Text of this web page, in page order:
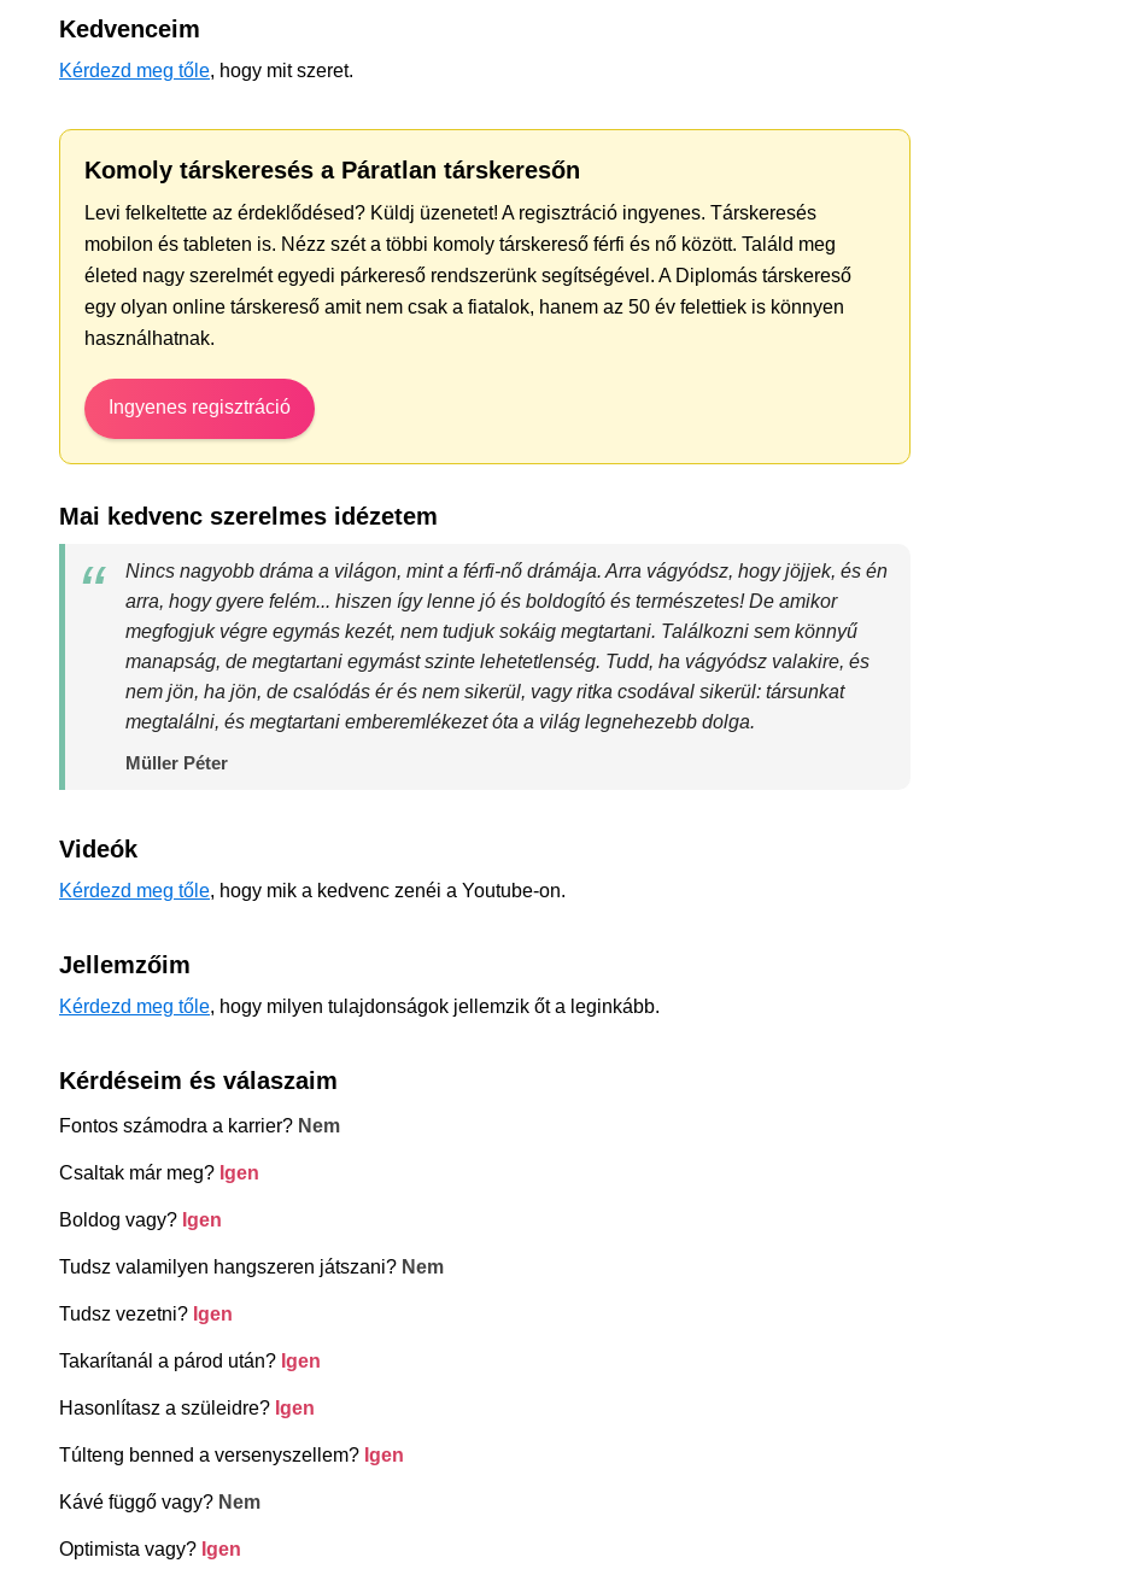
Kedvenceim
Kérdezd meg tőle, hogy mit szeret.
Komoly társkeresés a Páratlan társkeresőn
Levi felkeltette az érdeklődésed? Küldj üzenetet! A regisztráció ingyenes. Társkeresés
mobilon és tableten is. Nézz szét a többi komoly társkereső férfi és nő között. Találd meg
életed nagy szerelmét egyedi párkereső rendszerünk segítségével. A Diplomás társkereső
egy olyan online társkereső amit nem csak a fiatalok, hanem az 50 év felettiek is könnyen
használhatnak.
Ingyenes regisztráció
Mai kedvenc szerelmes idézetem
Nincs nagyobb dráma a világon, mint a férfi-nő drámája. Arra vágyódsz, hogy jöjjek, és én
arra, hogy gyere felém... hiszen így lenne jó és boldogító és természetes! De amikor
megfogjuk végre egymás kezét, nem tudjuk sokáig megtartani. Találkozni sem könnyű
manapság, de megtartani egymást szinte lehetetlenség. Tudd, ha vágyódsz valakire, és
nem jön, ha jön, de csalódás ér és nem sikerül, vagy ritka csodával sikerül: társunkat
megtalálni, és megtartani emberemlékezet óta a világ legnehezebb dolga.
Müller Péter
Videók
Kérdezd meg tőle, hogy mik a kedvenc zenéi a Youtube-on.
Jellemzőim
Kérdezd meg tőle, hogy milyen tulajdonságok jellemzik őt a leginkább.
Kérdéseim és válaszaim
Fontos számodra a karrier? Nem
Csaltak már meg? Igen
Boldog vagy? Igen
Tudsz valamilyen hangszeren játszani? Nem
Tudsz vezetni? Igen
Takarítanál a párod után? Igen
Hasonlítasz a szüleidre? Igen
Túlteng benned a versenyszellem? Igen
Kávé függő vagy? Nem
Optimista vagy? Igen